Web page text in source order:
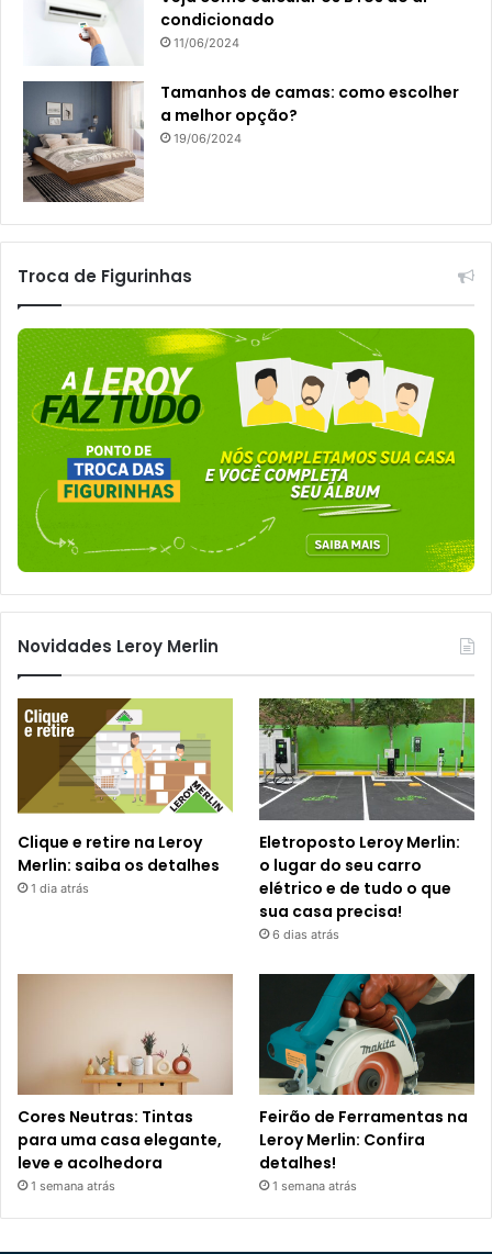
condicionado
11/06/2024
Tamanhos de camas: como escolher
a melhor opção?
19/06/2024
Troca de Figurinhas
Novidades Leroy Merlin
Clique e retire na Leroy
Merlin: saiba os detalhes
1 dia atrás
Eletroposto Leroy Merlin:
o lugar do seu carro
elétrico e de tudo o que
sua casa precisa!
6 dias atrás
Cores Neutras: Tintas
para uma casa elegante,
leve e acolhedora
1 semana atrás
Feirão de Ferramentas na
Leroy Merlin: Confira
detalhes!
1 semana atrás